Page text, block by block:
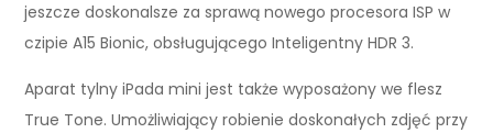
jeszcze doskonalsze za sprawą nowego procesora ISP w
czipie A15 Bionic, obsługującego Inteligentny HDR 3.
Aparat tylny iPada mini jest także wyposażony we flesz
True Tone. Umożliwiający robienie doskonałych zdjęć przy